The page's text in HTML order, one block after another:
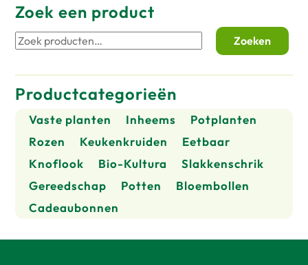
Deze
gekozen
worden
op
de
productpagina
Zoek een product
Zoeken
Zoeken
Productcategorieën
Vaste planten Inheems
Potplanten
Rozen
Keukenkruiden
Eetbaar
Knoflook
Bio-Kultura
Slakkenschrik
Gereedschap
Potten
Bloembollen
Cadeaubonnen